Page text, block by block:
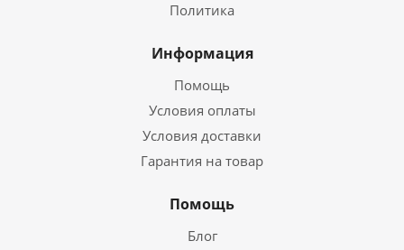
Политика
Информация
Помощь
Условия оплаты
Условия доставки
Гарантия на товар
Помощь
Блог